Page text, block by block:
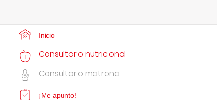
Inicio
Consultorio nutricional
Consultorio matrona
¡Me apunto!